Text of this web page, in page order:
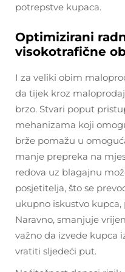
potrepstve kupaca.
Optimizirani
visokotrafične
I za veliki obim
da tijek kroz
brzo. Stvari poput
mehanizama koji
brže pomažu u
manje prepreka na
redova uz blagajnu
posjetitelja, što se
ukupno iskustvo kupca,
Naravno, smanjuje
važno da izvede kupca
vratiti sljedeći put.